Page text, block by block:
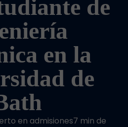
de
en la
de
en admisiones7 min de